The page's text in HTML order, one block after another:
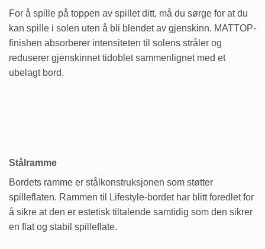
For å spille på toppen av spillet ditt, må du sørge for at du
kan spille i solen uten å bli blendet av gjenskinn. MATTOP-
finishen absorberer intensiteten til solens stråler og
reduserer gjenskinnet tidoblet sammenlignet med et
ubelagt bord.
Stålramme
Bordets ramme er stålkonstruksjonen som støtter
spilleflaten. Rammen til Lifestyle-bordet har blitt foredlet for
å sikre at den er estetisk tiltalende samtidig som den sikrer
en flat og stabil spilleflate.